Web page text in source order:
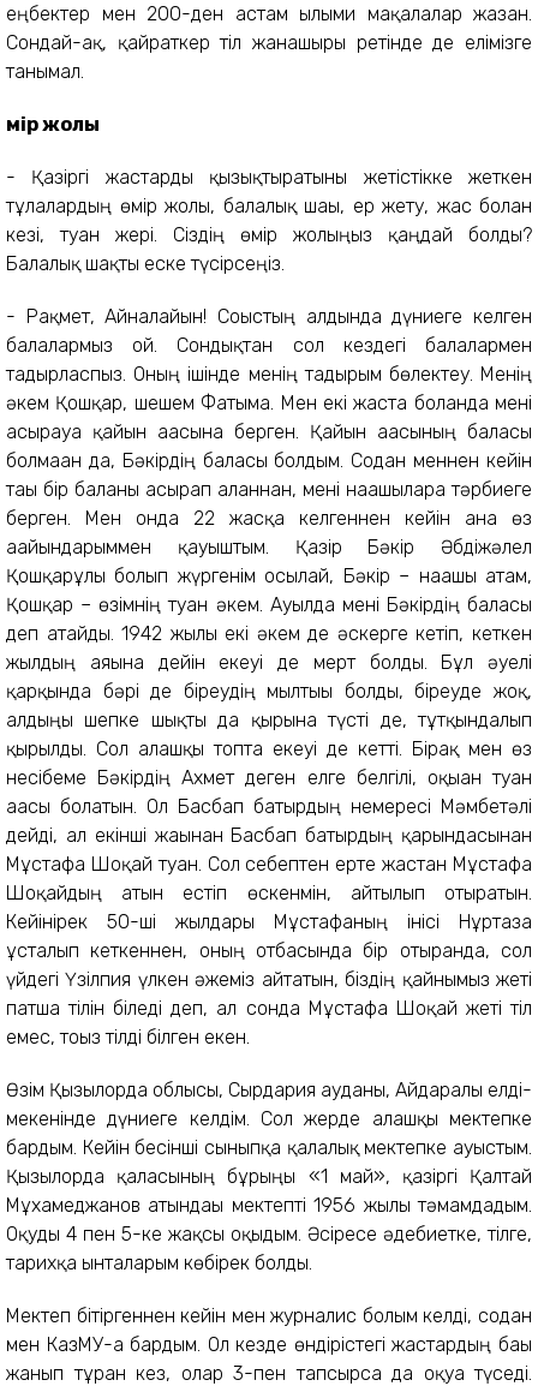
еңбектер мен 200-ден астам ғылыми мақалалар жазған.
Сондай-ақ, қайраткер тіл жанашыры ретінде де елімізге
танымал.
Өмір жолы
- Қазіргі жастарды қызықтыратыны жетістікке жеткен
тұлғалардың өмір жолы, балалық шағы, ер жету, жас болған
кезі, туған жері. Сіздің өмір жолыңыз қаңдай болды?
Балалық шақты еске түсірсеңіз.
- Рақмет, Айналайын! Соғыстың алдында дүниеге келген
балалармыз ғой. Сондықтан сол кездегі балалармен
тағдырласпыз. Оның ішінде менің тағдырым бөлектеу. Менің
әкем Қошқар, шешем Фатыма. Мен екі жаста болғанда мені
асырауға қайын ағасына берген. Қайын ағасының баласы
болмаған да, Бәкірдің баласы болдым. Содан меннен кейін
тағы бір баланы асырап алғаннан, мені нағашыларға тәрбиеге
берген. Мен онда 22 жасқа келгеннен кейін ғана өз
ағайындарыммен қауыштым. Қазір Бәкір Әбдіжәлел
Қошқарұлы болып жүргенім осылай, Бәкір – нағашы атам,
Қошқар – өзімнің туған әкем. Ауылда мені Бәкірдің баласы
деп атайды. 1942 жылы екі әкем де әскерге кетіп, кеткен
жылдың аяғына дейін екеуі де мерт болды. Бұл әуелі
қарқында бәрі де біреудің мылтығы болды, біреуде жоқ,
алдыңғы шепке шықты да қырғынға түсті де, тұтқындалып
қырылды. Сол алғашқы топта екеуі де кетті. Бірақ мен өз
несібеме Бәкірдің Ахмет деген елге белгілі, оқыған туған
ағасы болатын. Ол Басбап батырдың немересі Мәмбетәлі
дейді, ал екінші жағынан Басбап батырдың қарындасынан
Мұстафа Шоқай туған. Сол себептен ерте жастан Мұстафа
Шоқайдың атын естіп өскенмін, айтылып отыратын.
Кейінірек 50-ші жылдары Мұстафаның інісі Нұртаза
ұсталып кеткеннен, оның отбасында бір отырғанда, сол
үйдегі Үзілпия үлкен әжеміз айтатын, біздің қайнымыз жеті
патша тілін біледі деп, ал сонда Мұстафа Шоқай жеті тіл
емес, тоғыз тілді білген екен.
Өзім Қызылорда облысы, Сырдария ауданы, Айдаралы елді-
мекенінде дүниеге келдім. Сол жерде алғашқы мектепке
бардым. Кейін бесінші сыныпқа қалалық мектепке ауыстым.
Қызылорда қаласының бұрыңғы «1 май», қазіргі Қалтай
Мұхамеджанов атындағы мектепті 1956 жылы тәмамдадым.
Оқуды 4 пен 5-ке жақсы оқыдым. Әсіресе әдебиетке, тілге,
тарихқа ынталарым көбірек болды.
Мектеп бітіргеннен кейін мен журналис болғым келді, содан
мен КазМУ-ға бардым. Ол кезде өндірістегі жастардың бағы
жанып тұрған кез, олар 3-пен тапсырса да оқуға түседі.